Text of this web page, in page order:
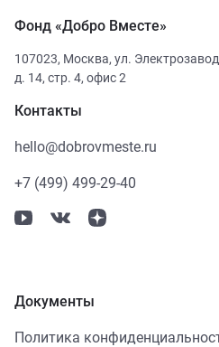
Фонд «Добро Вместе»
107023, Москва, ул.
д. 14, стр. 4, офис 2
Контакты
hello@dobrovmeste.ru
+7 (499) 499-29-40
Документы
Политика